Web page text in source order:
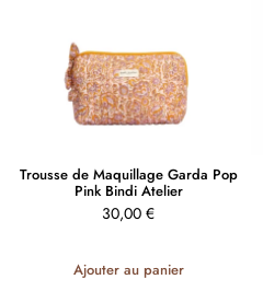
Trousse de Maquillage Garda Pop
Pink Bindi Atelier
30,00 €
Ajouter au panier